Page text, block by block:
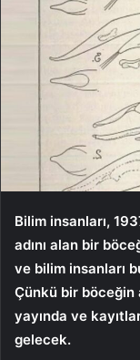
Bilim insanları,
adını alan bir
ve bilim insanları
Çünkü bir böceğin
yayında ve
gelecek.